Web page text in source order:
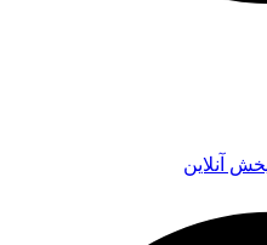
آنلاین